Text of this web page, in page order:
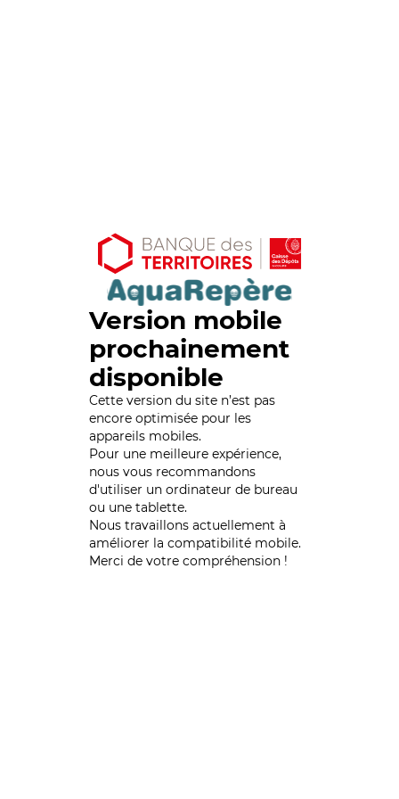
Version mobile
prochainement
disponible
Cette version du site n’est pas
encore optimisée pour les
appareils mobiles.
Pour une meilleure expérience,
nous vous recommandons
d'utiliser un ordinateur de bureau
ou une tablette.
Nous travaillons actuellement à
améliorer la compatibilité mobile.
Merci de votre compréhension !